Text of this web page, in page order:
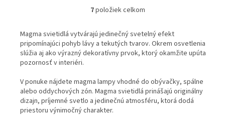
O
l
á
d
i
e
p
7položiek celkom
Magma svietidlá vytvárajú jedinečný svetelný efekt
pripomínajúci pohyb lávy a tekutých tvarov. Okrem osvetlenia
slúžia aj ako výrazný dekoratívny prvok, ktorý okamžite upúta
pozornosť v interiéri.
V ponuke nájdete magma lampy vhodné do obývačky, spálne
alebo oddychových zón. Magma svietidlá prinášajú originálny
dizajn, príjemné svetlo a jedinečnú atmosféru, ktorá dodá
priestoru výnimočný charakter.